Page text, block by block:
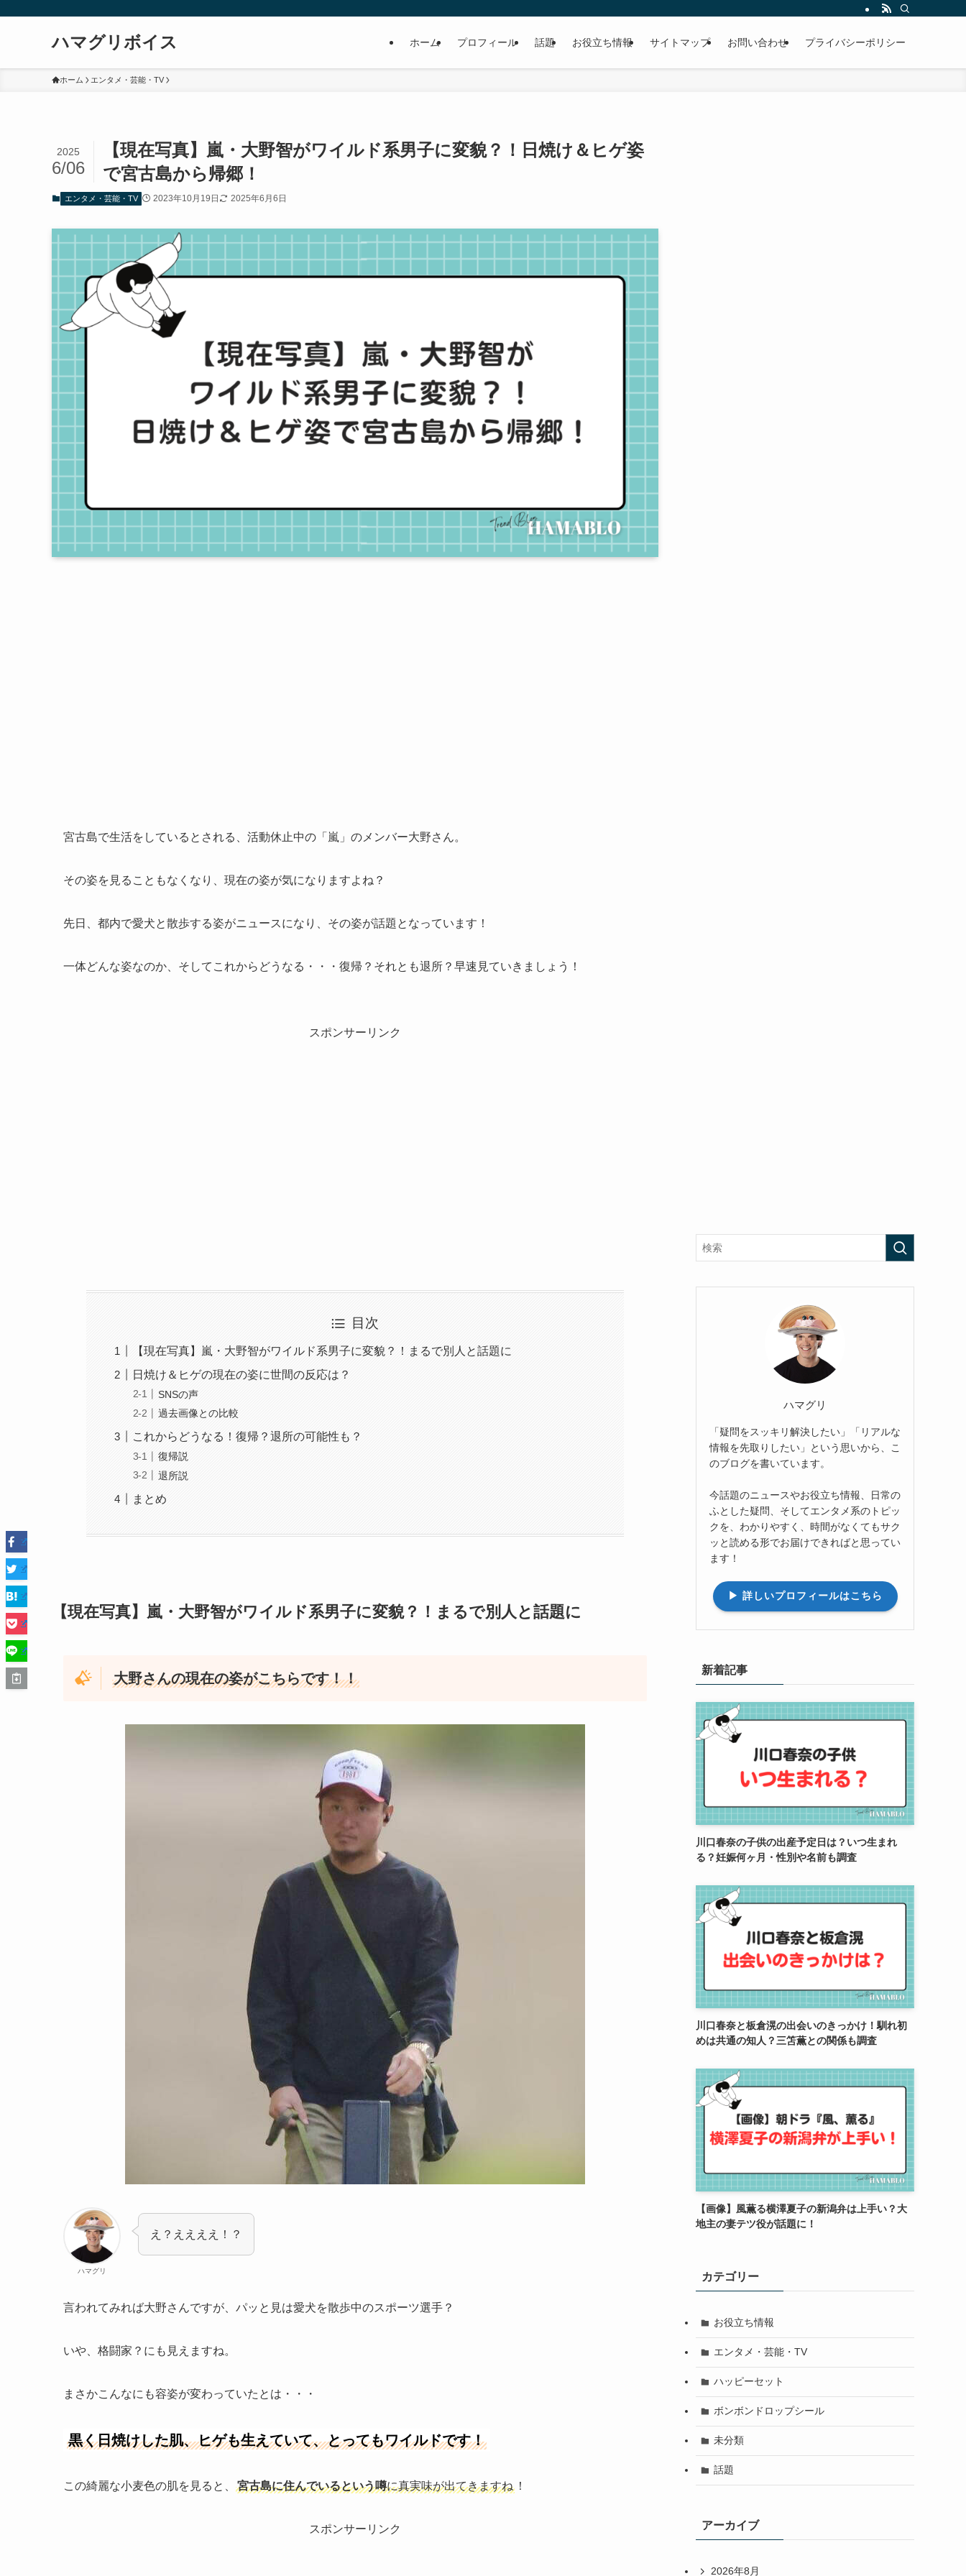
ハマグリボイス ホーム プロフィール 話題 お役立ち情報 サイトマップ お問い合わせ プライバシーポリシー
ホーム エンタメ・芸能・TV
【現在写真】嵐・大野智がワイルド系男子に変貌？！日焼け＆ヒゲ姿
で宮古島から帰郷！
2025
6/06
エンタメ・芸能・TV 2023年10月19日 2025年6月6日
宮古島で生活をしているとされる、活動休止中の「嵐」のメンバー大野さん。
その姿を見ることもなくなり、現在の姿が気になりますよね？
先日、都内で愛犬と散歩する姿がニュースになり、その姿が話題となっています！
一体どんな姿なのか、そしてこれからどうなる・・・復帰？それとも退所？早速見ていきましょう！
スポンサーリンク
目次
【現在写真】嵐・大野智がワイルド系男子に変貌？！まるで別人と話題に
日焼け＆ヒゲの現在の姿に世間の反応は？
SNSの声
過去画像との比較
これからどうなる！復帰？退所の可能性も？
復帰説
退所説
まとめ
【現在写真】嵐・大野智がワイルド系男子に変貌？！まるで別人と話題に
大野さんの現在の姿がこちらです！！
ハマグリ
え？ええええ！？
言われてみれば大野さんですが、パッと見は愛犬を散歩中のスポーツ選手？
いや、格闘家？にも見えますね。
まさかこんなにも容姿が変わっていたとは・・・
黒く日焼けした肌、ヒゲも生えていて、とってもワイルドです！
この綺麗な小麦色の肌を見ると、 宮古島に住んでいるという噂に真実味が出てきますね ！
スポンサーリンク
ハマグリ
「疑問をスッキリ解決したい」「リアルな
情報を先取りしたい」という思いから、こ
のブログを書いています。
今話題のニュースやお役立ち情報、日常の
ふとした疑問、そしてエンタメ系のトピッ
クを、わかりやすく、時間がなくてもサク
ッと読める形でお届けできればと思ってい
ます！
▶︎ 詳しいプロフィールはこちら
新着記事
川口春奈の子供の出産予定日は？いつ生まれ
る？妊娠何ヶ月・性別や名前も調査
川口春奈と板倉滉の出会いのきっかけ！馴れ初
めは共通の知人？三笘薫との関係も調査
【画像】風薫る横澤夏子の新潟弁は上手い？大
地主の妻テツ役が話題に！
カテゴリー
お役立ち情報
エンタメ・芸能・TV
ハッピーセット
ボンボンドロップシール
未分類
話題
アーカイブ
2026年8月